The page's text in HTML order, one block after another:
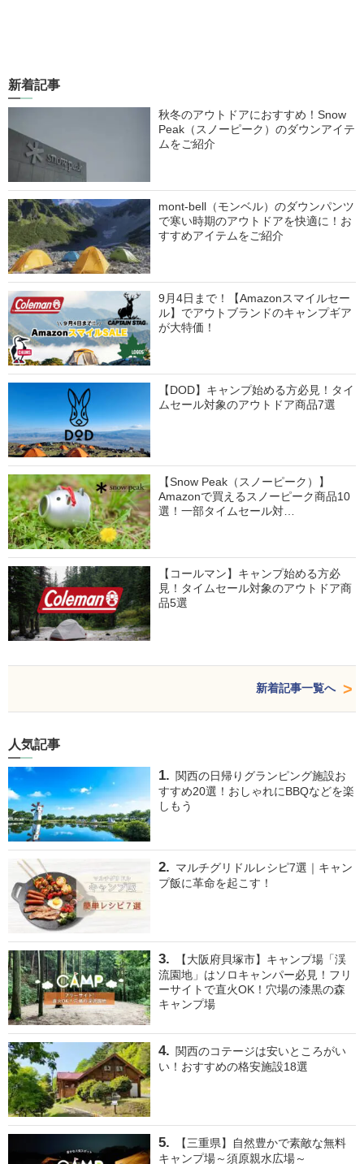
新着記事
秋冬のアウトドアにおすすめ！Snow
Peak（スノーピーク）のダウンアイテ
ムをご紹介
mont-bell（モンベル）のダウンパンツ
で寒い時期のアウトドアを快適に！お
すすめアイテムをご紹介
9月4日まで！【Amazonスマイルセー
ル】でアウトブランドのキャンプギア
が大特価！
【DOD】キャンプ始める方必見！タイ
ムセール対象のアウトドア商品7選
【Snow Peak（スノーピーク）】
Amazonで買えるスノーピーク商品10
選！一部タイムセール対…
【コールマン】キャンプ始める方必
見！タイムセール対象のアウトドア商
品5選
新着記事一覧へ
人気記事
関西の日帰りグランピング施設お
すすめ20選！おしゃれにBBQなどを楽
しもう
マルチグリドルレシピ7選｜キャン
プ飯に革命を起こす！
【大阪府貝塚市】キャンプ場「渓
流園地」はソロキャンパー必見！フリ
ーサイトで直火OK！穴場の漆黒の森
キャンプ場
関西のコテージは安いところがい
い！おすすめの格安施設18選
【三重県】自然豊かで素敵な無料
キャンプ場～須原親水広場～